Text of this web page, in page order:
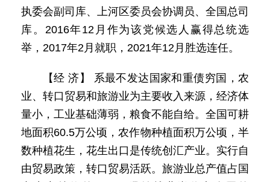
执委会副司库、上河区委员会协调员、全国总司
库。2016年12月作为该党候选人赢得总统选
举，2017年2月就职，2021年12月胜选连任。
【经 济】 系最不发达国家和重债穷国，农
业、转口贸易和旅游业为主要收入来源，经济体
量小，工业基础薄弱，粮食不能自给。全国可耕
地面积60.5万公顷，农作物种植面积万公顷，半
数种植花生，花生出口是传统创汇产业。实行自
由贸易政策，转口贸易活跃。旅游业总产值占国